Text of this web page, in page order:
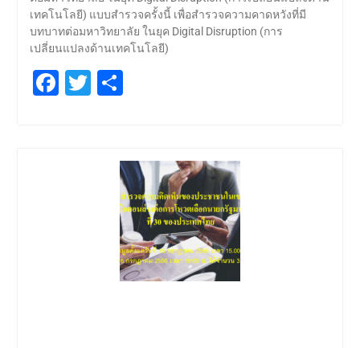
เทคโนโลยี) แบบสำรวจครั้งนี้ เพื่อสำรวจความคาดหวังที่มี
บทบาทต่อมหาวิทยาลัย ในยุค Digital Disruption (การ
เปลี่ยนแปลงด้านเทคโนโลยี)
Facebook
Twitter
Share